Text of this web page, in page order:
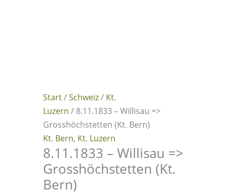
Start/Schweiz/ Kt.
Luzern / 8.11.1833 – Willisau =>
Grosshöchstetten (Kt. Bern)
Kt. Bern, Kt. Luzern
8.11.1833 – Willisau =>
Grosshöchstetten (Kt.
Bern)